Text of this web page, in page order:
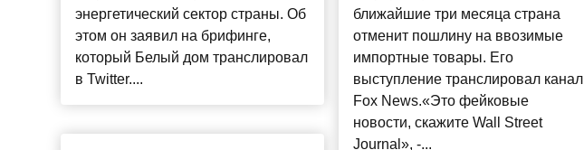
энергетический сектор страны. Об
этом он заявил на брифинге,
который Белый дом транслировал
в Twitter....
ближайшие три месяца страна
отменит пошлину на ввозимые
импортные товары. Его
выступление транслировал канал
Fox News.«Это фейковые
новости, скажите Wall Street
Journal», -...